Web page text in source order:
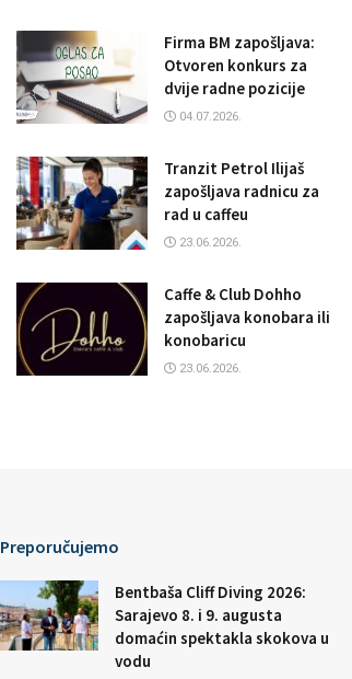
Firma BM zapošljava:
Otvoren konkurs za
dvije radne pozicije
04.07.2026.
Tranzit Petrol Ilijaš
zapošljava radnicu za
rad u caffeu
23.06.2026.
Caffe & Club Dohho
zapošljava konobara ili
konobaricu
23.06.2026.
Preporučujemo
Bentbaša Cliff Diving 2026:
Sarajevo 8. i 9. augusta
domaćin spektakla skokova u
vodu